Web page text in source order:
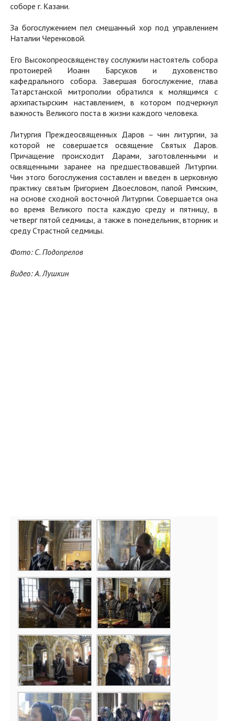
соборе г. Казани.
За богослужением пел смешанный хор под управлением
Наталии Черенковой.
Его Высокопреосвященству сослужили настоятель собора
протоиерей Иоанн Барсуков и духовенство
кафедрального собора. Завершая богослужение, глава
Татарстанской митрополии обратился к молящимся с
архипастырским наставлением, в котором подчеркнул
важность Великого поста в жизни каждого человека.
Литургия Преждеосвященных Даров – чин литургии, за
которой не совершается освящение Святых Даров.
Причащение происходит Дарами, заготовленными и
освященными заранее на предшествовавшей Литургии.
Чин этого богослужения составлен и введен в церковную
практику святым Григорием Двоесловом, папой Римским,
на основе сходной восточной Литургии. Совершается она
во время Великого поста каждую среду и пятницу, в
четверг пятой седмицы, а также в понедельник, вторник и
среду Страстной седмицы.
Фото: С. Подопрелов
Видео: А. Лушкин